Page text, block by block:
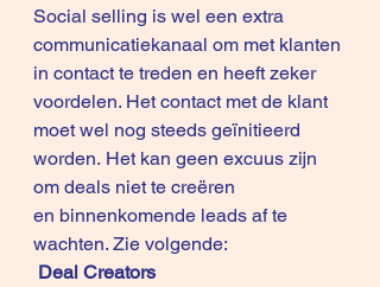
Social selling is wel een extra
communicatiekanaal om met klanten
in contact te treden en heeft zeker
voordelen. Het contact met de klant
moet wel nog steeds geïnitieerd
worden. Het kan geen excuus zijn
om deals niet te creëren
en binnenkomende leads af te
wachten. Zie volgende:
Deal Creators